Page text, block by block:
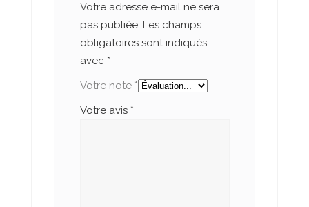
Votre adresse e-mail ne sera
pas publiée. Les champs
obligatoires sont indiqués
avec *
Votre note *
Votre avis *